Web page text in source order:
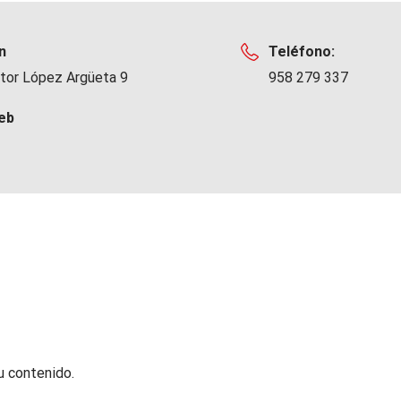
López Argüeta 9
Teléfono:
958 279 337
contenido.